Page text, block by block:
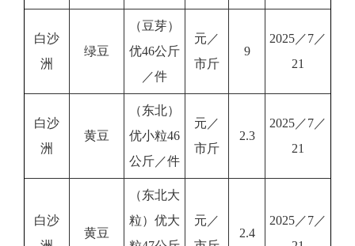
白沙
洲
绿豆
（豆芽）
优46公斤
／件
元／
市斤
9
2025／7／
21
白沙
洲
黄豆
（东北）
优小粒46
公斤／件
元／
市斤
2.3
2025／7／
21
白沙
黄豆
（东北大
粒）优大
元／
2.4
2025／7／